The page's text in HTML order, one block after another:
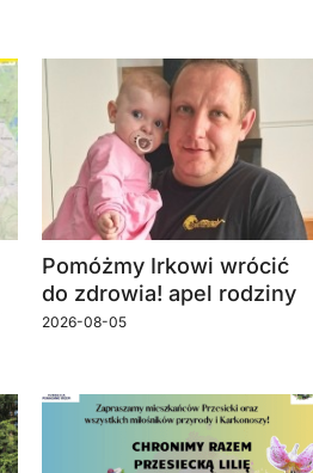
Pomóżmy Irkowi wrócić
do zdrowia! apel rodziny
2026-08-05